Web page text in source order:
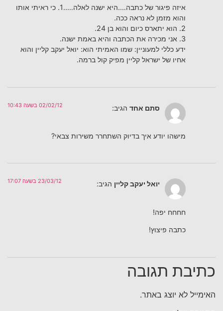
איזה פיגור של כתבה….היא ישנה לאלה…..1. כי ראיתי אותו
והוא מזמן לא נראה ככה.
2. הוא יתארס כיום והוא בן 24.
3. אני מכירה את הכתבה והיא באמת ישנה.
ידע כללי למעוניין: שמו האמיתי הוא: יואל יעקב קליין והוא
אחיו של ישראל קליין מפיק קול ברמה.
סתם אחד הגיב: 02/02/12 בשעה 10:43
מישהו יודע איך בדיוק השתחרר משירות צבאי?
יואל יעקב קליין הגיב: 23/03/12 בשעה 17:07
חחחח יפה!
כתבה פיצוץ!
כתיבת תגובה
האימייל לא יוצג באתר.